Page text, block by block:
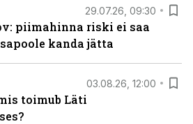
29.07.26, 09:30
piimahinna riski ei saa
kanda jätta
03.08.26, 12:00
toimub Läti